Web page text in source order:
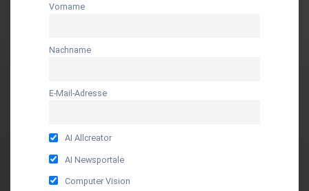
Vorname
Nachname
E-Mail-Adresse
AI Allcreator
AI Newsportale
Computer Vision